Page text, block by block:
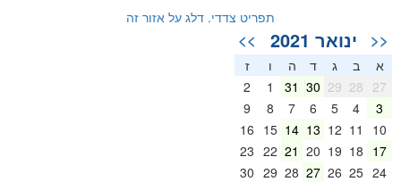
תפריט צדדי. דלג על אזור זה
<< ינואר 2021 >>
א ב ג ד ה
ז
27
28
29
30
31
2
3
4
5
6
7
8
9
10
11
12
13
14
15
16
17
18
19
20
21
22
23
24
25
26
27
28
29
30